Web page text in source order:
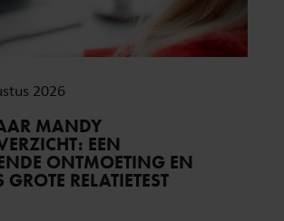
2026
MANDY
EEN
ONTMOETING EN
GROTE RELATIETEST